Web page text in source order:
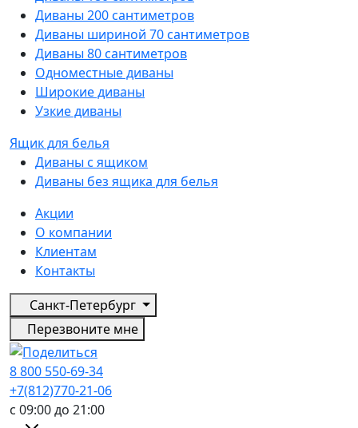
Диваны 200 сантиметров
Диваны шириной 70 сантиметров
Диваны 80 сантиметров
Одноместные диваны
Широкие диваны
Узкие диваны
Ящик для белья
Диваны с ящиком
Диваны без ящика для белья
Акции
О компании
Клиентам
Контакты
Санкт-Петербург
Перезвоните мне
8 800 550-69-34
+7(812)770-21-06
с 09:00 до 21:00